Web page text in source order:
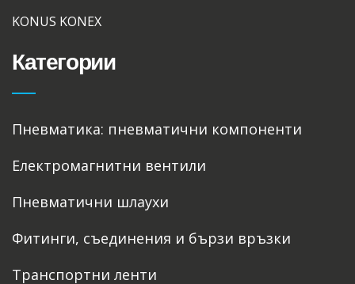
KONUS KONEX
Категории
Пневматика: пневматични компоненти
Електромагнитни вентили
Пневматични шлаухи
Фитинги, съединения и бързи връзки
Транспортни ленти